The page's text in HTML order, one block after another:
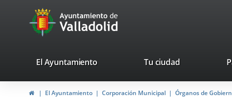
Portal
Web
Ayuntamiento
de
valladolid.es
El Ayuntamiento Tu ciudad
InicioEl Ayuntamiento Corporación Municipal Órganos de